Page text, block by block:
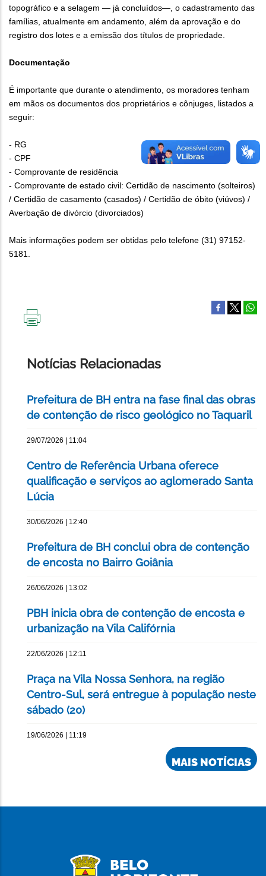
topográfico e a selagem — já concluídos—, o cadastramento das
famílias, atualmente em andamento, além da aprovação e do
registro dos lotes e a emissão dos títulos de propriedade.
Documentação
É importante que durante o atendimento, os moradores tenham
em mãos os documentos dos proprietários e cônjuges, listados a
seguir:
- RG
- CPF
- Comprovante de residência
- Comprovante de estado civil: Certidão de nascimento (solteiros)
/ Certidão de casamento (casados) / Certidão de óbito (viúvos) /
Averbação de divórcio (divorciados)
Mais informações podem ser obtidas pelo telefone (31) 97152-
5181.
Notícias Relacionadas
Prefeitura de BH entra na fase final das obras
de contenção de risco geológico no Taquaril
29/07/2026 | 11:04
Centro de Referência Urbana oferece
qualificação e serviços ao aglomerado Santa
Lúcia
30/06/2026 | 12:40
Prefeitura de BH conclui obra de contenção
de encosta no Bairro Goiânia
26/06/2026 | 13:02
PBH inicia obra de contenção de encosta e
urbanização na Vila Califórnia
22/06/2026 | 12:11
Praça na Vila Nossa Senhora, na região
Centro-Sul, será entregue à população neste
sábado (20)
19/06/2026 | 11:19
MAIS NOTÍCIAS